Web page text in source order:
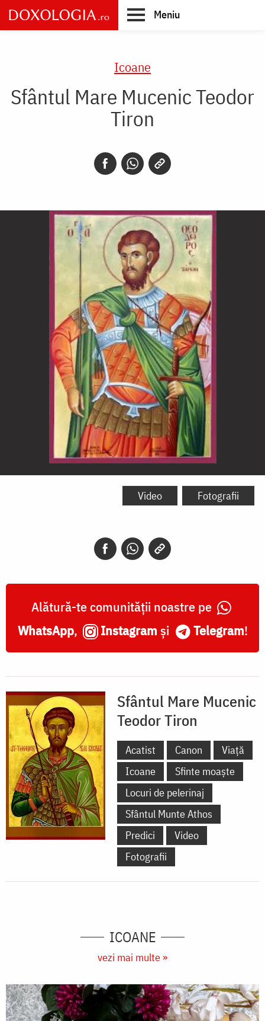
Skip
to
main
Meniu
Icoane
Sfântul Mare Mucenic Teodor
Tiron
Sfântul
Video Fotografii
Alătură-te comunității noastre pe
WhatsApp, Instagram și Telegram!
Sfântul Mare Mucenic
Teodor Tiron
Acatist Canon
Viață
Icoane
Sfinte moaște
Locuri de pelerinaj
Sfântul Munte Athos
Predici
Video
Fotografii
ICOANE
vezi mai multe »